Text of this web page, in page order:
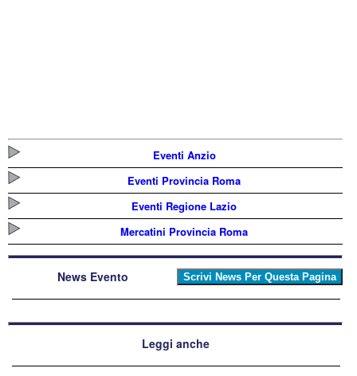
Eventi Anzio
Eventi Provincia Roma
Eventi Regione Lazio
Mercatini Provincia Roma
News Evento
Leggi anche